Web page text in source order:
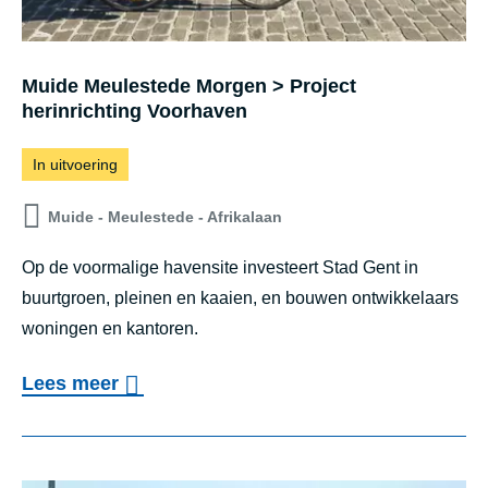
e
t
u
c
t
G
n
t
Muide Meulestede Morgen > Project
herinrichting Voorhaven
In uitvoering
Muide - Meulestede - Afrikalaan
Op de voormalige havensite investeert Stad Gent in
buurtgroen, pleinen en kaaien, en bouwen ontwikkelaars
woningen en kantoren.
Lees meero